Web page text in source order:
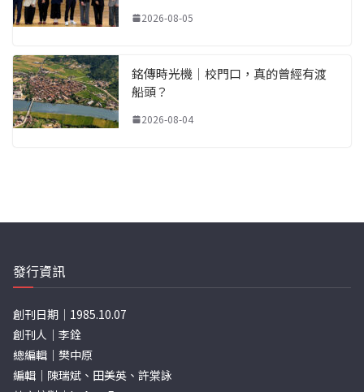
2026-08-05
銘傳時光機｜校門口，真的曾經有渡
船頭？
2026-08-04
發行資訊
創刊日期｜1985.10.07
創刊人｜李銓
總編輯｜樊中原
編輯｜陳瑞斌、田美英、許棠詠